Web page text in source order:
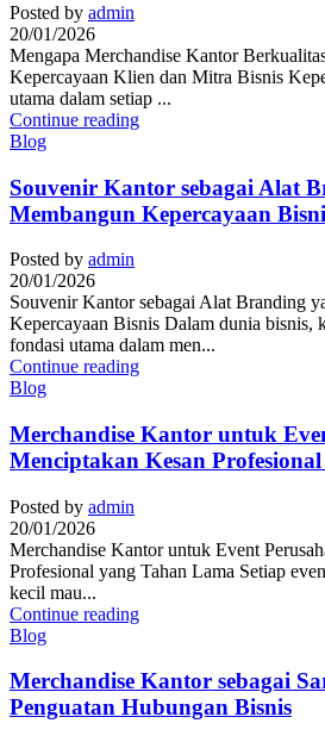
Posted by admin
20/01/2026
Mengapa Merchandise Kantor
Kepercayaan Klien dan Mitra Bisnis
utama dalam setiap ...
Continue reading
Blog
Souvenir Kantor sebagai Alat
Membangun Kepercayaan
Posted by admin
20/01/2026
Souvenir Kantor sebagai Alat Branding
Kepercayaan Bisnis Dalam dunia bisnis,
fondasi utama dalam men...
Continue reading
Blog
Merchandise Kantor untuk
Menciptakan Kesan
Posted by admin
20/01/2026
Merchandise Kantor untuk Event
Profesional yang Tahan Lama Setiap
kecil mau...
Continue reading
Blog
Merchandise Kantor sebagai
Penguatan Hubungan Bisnis